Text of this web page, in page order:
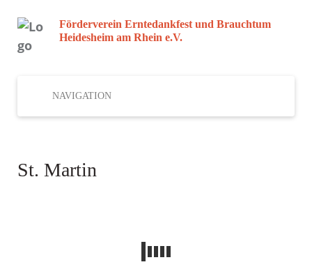
Förderverein Erntedankfest und Brauchtum
Heidesheim am Rhein e.V.
NAVIGATION
St. Martin